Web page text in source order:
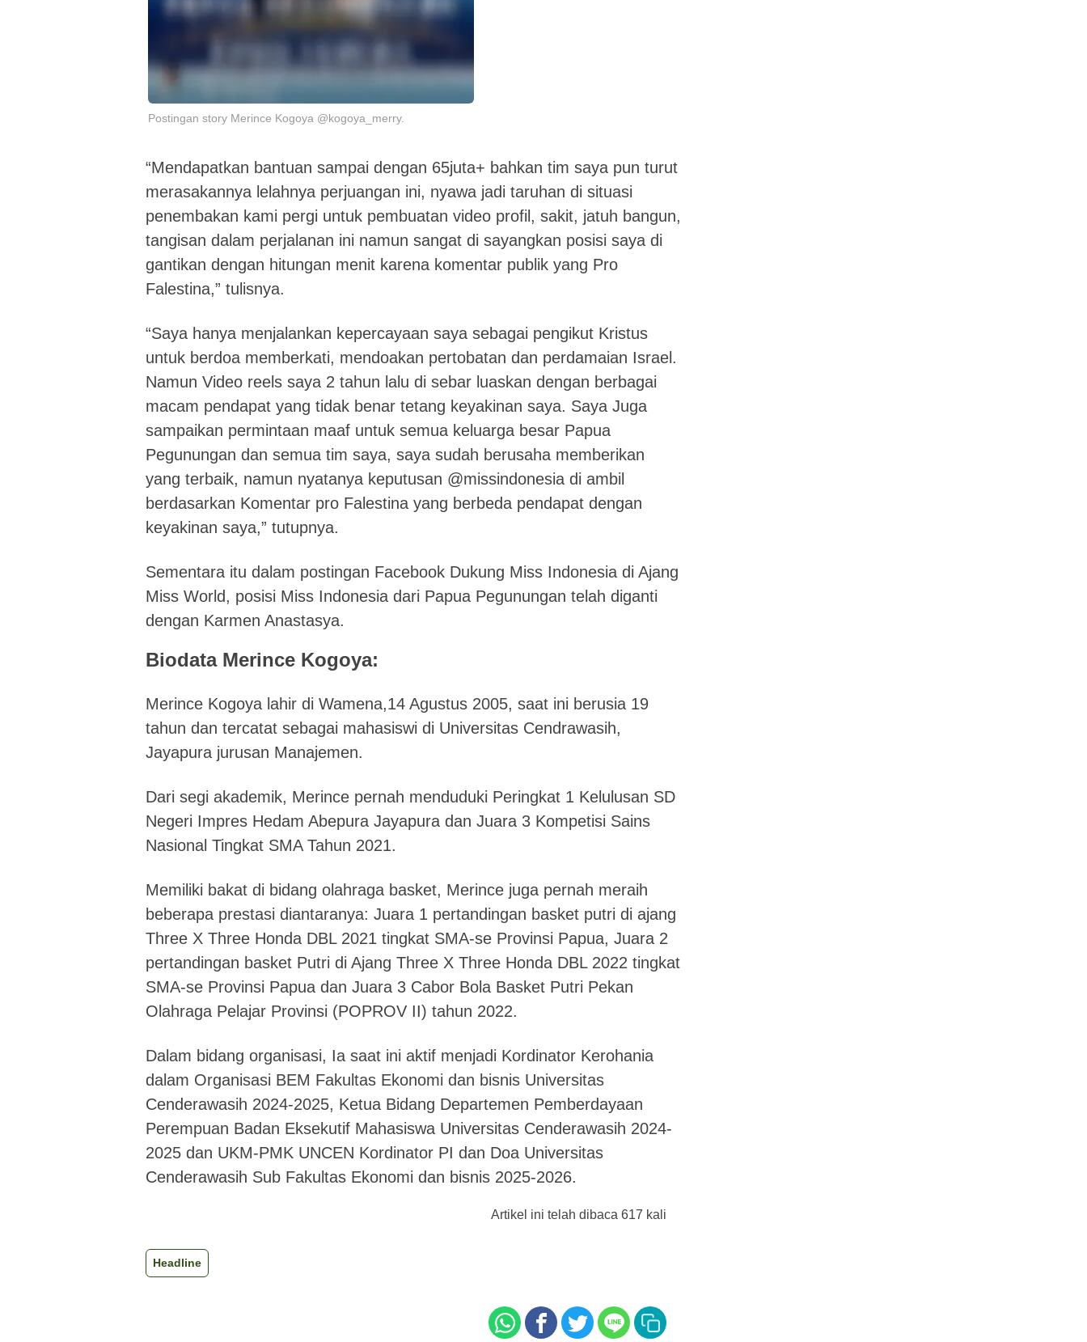
Postingan story Merince Kogoya @kogoya_merry.
“Mendapatkan bantuan sampai dengan 65juta+ bahkan tim saya pun turut
merasakannya lelahnya perjuangan ini, nyawa jadi taruhan di situasi
penembakan kami pergi untuk pembuatan video profil, sakit, jatuh bangun,
tangisan dalam perjalanan ini namun sangat di sayangkan posisi saya di
gantikan dengan hitungan menit karena komentar publik yang Pro
Falestina,” tulisnya.
“Saya hanya menjalankan kepercayaan saya sebagai pengikut Kristus
untuk berdoa memberkati, mendoakan pertobatan dan perdamaian Israel.
Namun Video reels saya 2 tahun lalu di sebar luaskan dengan berbagai
macam pendapat yang tidak benar tetang keyakinan saya. Saya Juga
sampaikan permintaan maaf untuk semua keluarga besar Papua
Pegunungan dan semua tim saya, saya sudah berusaha memberikan
yang terbaik, namun nyatanya keputusan @missindonesia di ambil
berdasarkan Komentar pro Falestina yang berbeda pendapat dengan
keyakinan saya,” tutupnya.
Sementara itu dalam postingan Facebook Dukung Miss Indonesia di Ajang
Miss World, posisi Miss Indonesia dari Papua Pegunungan telah diganti
dengan Karmen Anastasya.
Biodata Merince Kogoya:
Merince Kogoya lahir di Wamena,14 Agustus 2005, saat ini berusia 19
tahun dan tercatat sebagai mahasiswi di Universitas Cendrawasih,
Jayapura jurusan Manajemen.
Dari segi akademik, Merince pernah menduduki Peringkat 1 Kelulusan SD
Negeri Impres Hedam Abepura Jayapura dan Juara 3 Kompetisi Sains
Nasional Tingkat SMA Tahun 2021.
Memiliki bakat di bidang olahraga basket, Merince juga pernah meraih
beberapa prestasi diantaranya: Juara 1 pertandingan basket putri di ajang
Three X Three Honda DBL 2021 tingkat SMA-se Provinsi Papua, Juara 2
pertandingan basket Putri di Ajang Three X Three Honda DBL 2022 tingkat
SMA-se Provinsi Papua dan Juara 3 Cabor Bola Basket Putri Pekan
Olahraga Pelajar Provinsi (POPROV II) tahun 2022.
Dalam bidang organisasi, Ia saat ini aktif menjadi Kordinator Kerohania
dalam Organisasi BEM Fakultas Ekonomi dan bisnis Universitas
Cenderawasih 2024-2025, Ketua Bidang Departemen Pemberdayaan
Perempuan Badan Eksekutif Mahasiswa Universitas Cenderawasih 2024-
2025 dan UKM-PMK UNCEN Kordinator PI dan Doa Universitas
Cenderawasih Sub Fakultas Ekonomi dan bisnis 2025-2026.
Artikel ini telah dibaca 617 kali
Headline